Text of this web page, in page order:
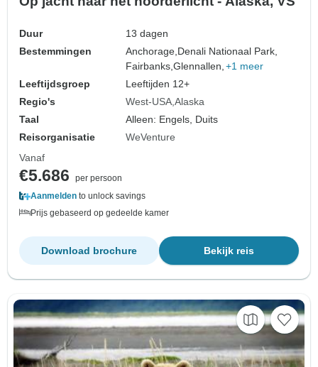
Duur
13 dagen
Bestemmingen
Anchorage, Denali Nationaal Park,
Fairbanks,Glennallen, +1 meer
Leeftijdsgroep
Leeftijden 12+
Regio's
West-USA Alaska
Taal
Alleen: Engels, Duits
Reisorganisatie
WeVenture
Vanaf
€5.686
per persoon
Aanmelden to unlock savings
Prijs gebaseerd op gedeelde kamer
Bekijk reis
Download brochure